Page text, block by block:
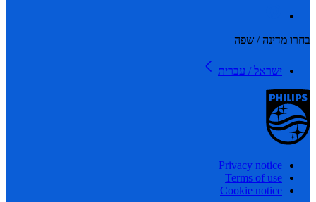
מדינה / שפה
ישראל / עברית
Privacy notice
Terms of use
Cookie notice